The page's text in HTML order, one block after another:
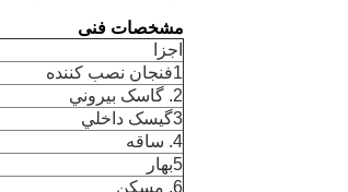
مشخصات فنی
اجزا
1فنجان نصب کننده
2. گاسک بيروني
3گيسک داخلي
4. ساقه
5بهار
6. مسکن